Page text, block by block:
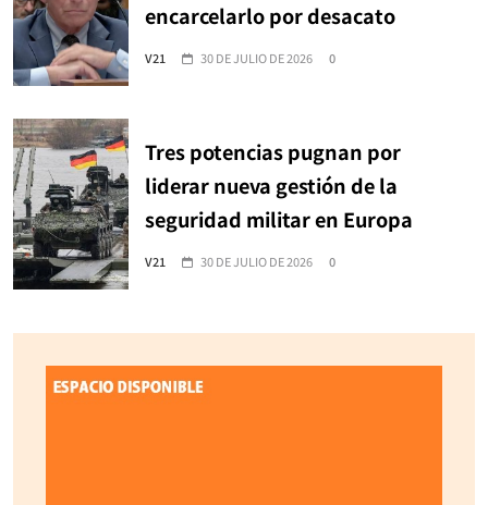
encarcelarlo por desacato
V21 30 DE JULIO DE 2026 0
Tres potencias pugnan por
liderar nueva gestión de la
seguridad militar en Europa
V21 30 DE JULIO DE 2026 0